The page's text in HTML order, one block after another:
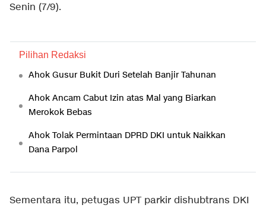
Senin (7/9).
Pilihan Redaksi
Ahok Gusur Bukit Duri Setelah Banjir Tahunan
Ahok Ancam Cabut Izin atas Mal yang Biarkan
Merokok Bebas
Ahok Tolak Permintaan DPRD DKI untuk Naikkan
Dana Parpol
Sementara itu, petugas UPT parkir dishubtrans DKI